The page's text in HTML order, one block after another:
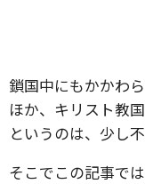
鎖国中にもかかわ
ほか、キリスト教
というのは、少し
そこでこの記事では